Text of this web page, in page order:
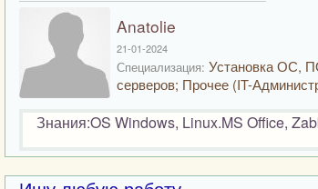
Anatolie
21-01-2024
Специализация: Установка ОС,
серверов; Прочее (IT-
Знания:OS Windows, Linux.MS Office,